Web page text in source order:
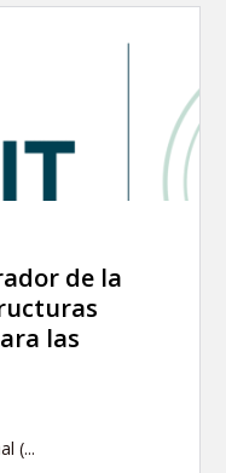
de la
las
(...